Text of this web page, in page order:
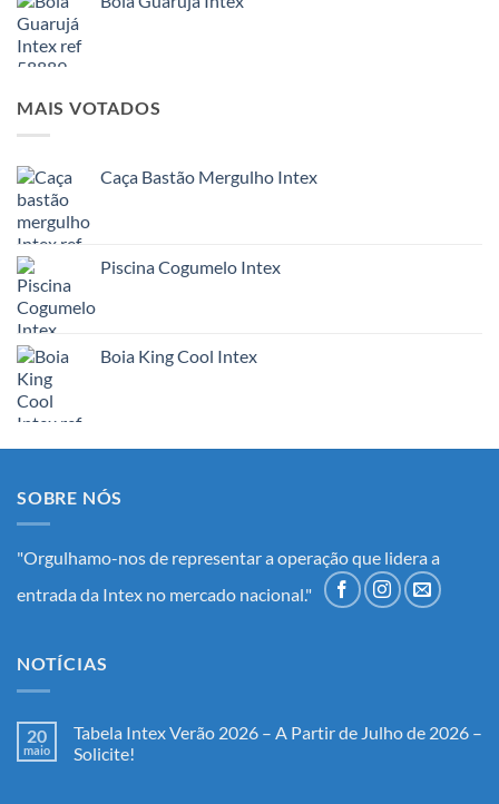
MAIS VOTADOS
Caça Bastão Mergulho Intex
Piscina Cogumelo Intex
Boia King Cool Intex
SOBRE NÓS
"Orgulhamo-nos de representar a operação que lidera a
entrada da Intex no mercado nacional."
NOTÍCIAS
20
maio
Tabela Intex Verão 2026 – A Partir de Julho de 2026 –
Solicite!